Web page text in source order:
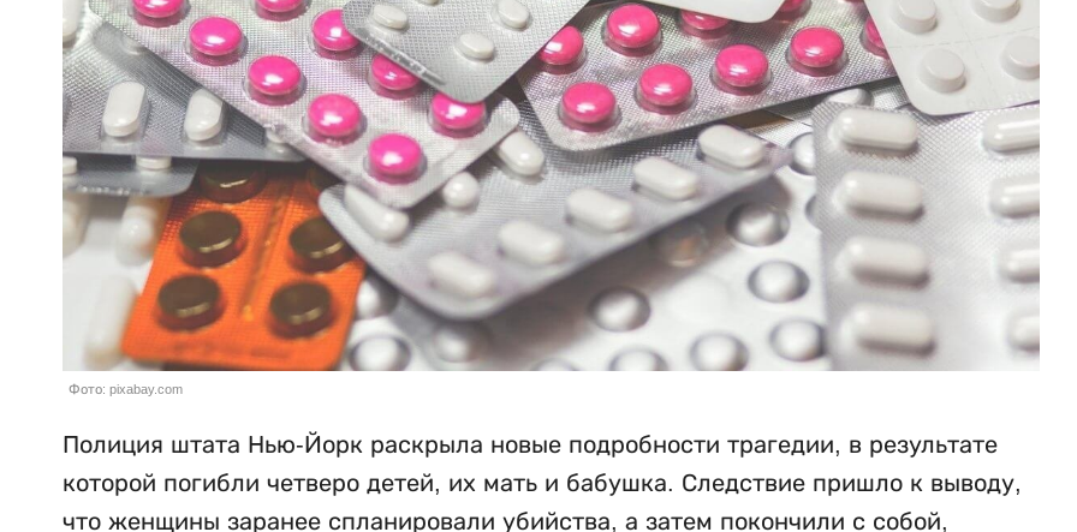
Фото: pixabay.com
Полиция штата Нью-Йорк раскрыла новые подробности трагедии, в результате
которой погибли четверо детей, их мать и бабушка. Следствие пришло к выводу,
что женщины заранее спланировали убийства, а затем покончили с собой,